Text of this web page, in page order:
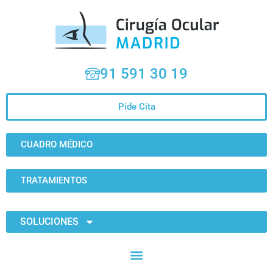
91 591 30 19
Pide Cita
CUADRO MÉDICO
TRATAMIENTOS
SOLUCIONES